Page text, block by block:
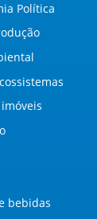
Política
bebidas